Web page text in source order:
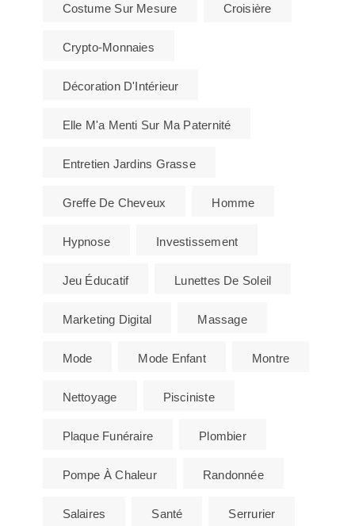
Costume Sur Mesure Croisière
Crypto-Monnaies
Décoration D'Intérieur
Elle M'a Menti Sur Ma Paternité
Entretien Jardins Grasse
Greffe De Cheveux Homme
Hypnose Investissement
Jeu Éducatif Lunettes De Soleil
Marketing Digital Massage
Mode Mode Enfant Montre
Nettoyage Pisciniste
Plaque Funéraire Plombier
Pompe À Chaleur Randonnée
Salaires Santé Serrurier